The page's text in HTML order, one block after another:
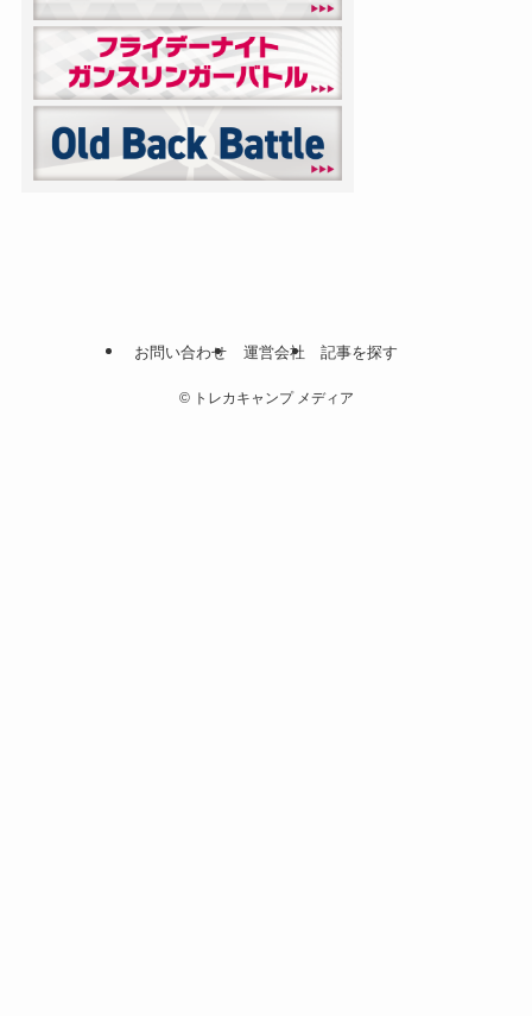
お問い合わせ 運営会社 記事を探す
©トレカキャンプ メディア